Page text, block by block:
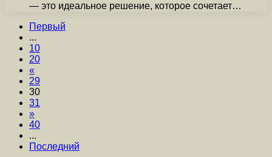
— это идеальное решение, которое сочетает…
Первый
...
10
20
«
29
30
31
»
40
...
Последний